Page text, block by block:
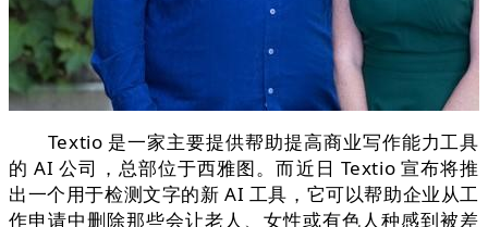
Textio 是一家主要提供帮助提高商业写作能力工具
的 AI 公司，总部位于西雅图。而近日 Textio 宣布将推
出一个用于检测文字的新 AI 工具，它可以帮助企业从工
作申请中删除那些会让老人、女性或有色人种感到被差